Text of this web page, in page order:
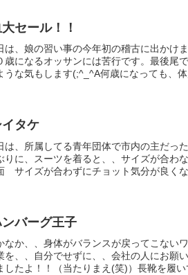
セール！！
は、娘の習い事の今年初の稽古に出かけ
歳になるオッサンには苦行です。最後
うな気もします(;^_^A何歳になっても、体
タケ
は、所属してる青年団体で市内の主だっ
りに、スーツを着ると、、サイズが合わ
サイズが合わずにチョット気分が良くな
バーグ王子
なか、、身体がバランスが戻ってこない
を、、自分でせずに、、会社の人にお願
したよ！！（当たりまえ(笑)）長靴を履い